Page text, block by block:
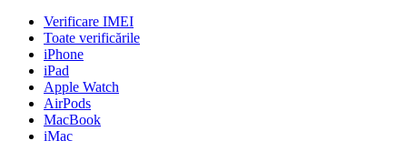
Verificare IMEI
Toate verificările
iPhone
iPad
Apple Watch
AirPods
MacBook
iMac